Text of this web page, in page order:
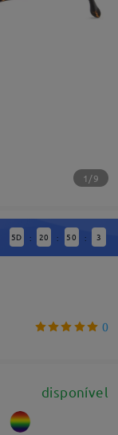
1/9
5D : 20 : 50 : 2
0
disponível